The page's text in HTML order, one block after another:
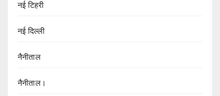
नई टिहरी
नई दिल्ली
नैनीताल
नैनीताल।